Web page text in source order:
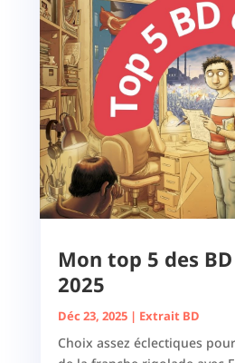
Mon top 5 des
2025
Déc 23, 2025| Extrait BD
Choix assez éclectiques